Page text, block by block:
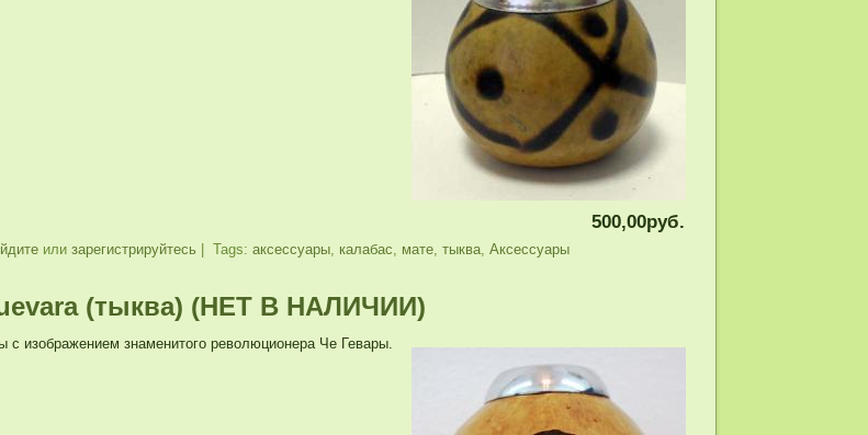
500,00руб.
или зарегистрируйтесь | Tags: аксессуары, калабас, мате, тыква, Аксессуары
(тыква) (НЕТ В НАЛИЧИИ)
с изображением знаменитого революционера Че Гевары.